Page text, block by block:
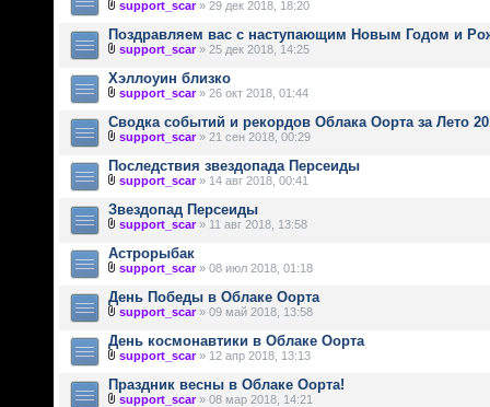
support_scar» 29 дек 2018, 18:20
Поздравляем вас с наступающим Новым Годом и
support_scar» 25 дек 2018, 14:25
Хэллоуин близко
support_scar» 26 окт 2018, 01:44
Сводка событий и рекордов Облака Оорта за Лето
support_scar» 21 сен 2018, 00:29
Последствия звездопада Персеиды
support_scar» 14 авг 2018, 00:41
Звездопад Персеиды
support_scar» 11 авг 2018, 13:58
Астрорыбак
support_scar» 08 июл 2018, 01:18
День Победы в Облаке Оорта
support_scar» 09 май 2018, 13:58
День космонавтики в Облаке Оорта
support_scar» 12 апр 2018, 13:13
Праздник весны в Облаке Оорта!
support_scar» 08 мар 2018, 14:21